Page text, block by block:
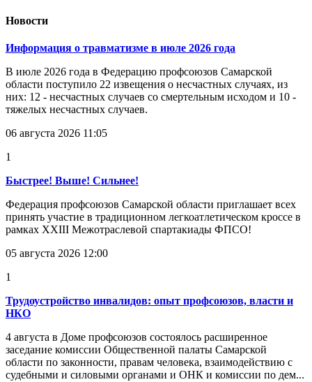
Новости
Информация о травматизме в июле 2026 года
В июле 2026 года в Федерацию профсоюзов Самарской
области поступило 22 извещения о несчастных случаях, из
них: 12 - несчастных случаев со смертельным исходом и 10 -
тяжелых несчастных случаев.
06 августа 2026 11:05
1
Быстрее! Выше! Сильнее!
Федерация профсоюзов Самарской области приглашает всех
принять участие в традиционном легкоатлетическом кроссе в
рамках XXIII Межотраслевой спартакиады ФПСО!
05 августа 2026 12:00
1
Трудоустройство инвалидов: опыт профсоюзов, власти и
НКО
4 августа в Доме профсоюзов состоялось расширенное
заседание комиссии Общественной палаты Самарской
области по законности, правам человека, взаимодействию с
судебными и силовыми органами и ОНК и комиссии по дем...